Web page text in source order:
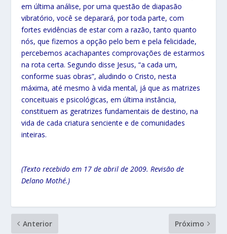
em última análise, por uma questão de diapasão
vibratório, você se deparará, por toda parte, com
fortes evidências de estar com a razão, tanto quanto
nós, que fizemos a opção pelo bem e pela felicidade,
percebemos acachapantes comprovações de estarmos
na rota certa. Segundo disse Jesus, “a cada um,
conforme suas obras”, aludindo o Cristo, nesta
máxima, até mesmo à vida mental, já que as matrizes
conceituais e psicológicas, em última instância,
constituem as geratrizes fundamentais de destino, na
vida de cada criatura senciente e de comunidades
inteiras.
(Texto recebido em 17 de abril de 2009. Revisão de
Delano Mothé.)
Anterior Próximo